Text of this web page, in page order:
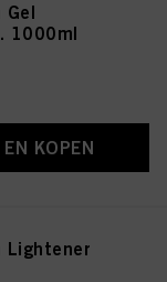
Gel
1000ml
KOPEN
Lightener